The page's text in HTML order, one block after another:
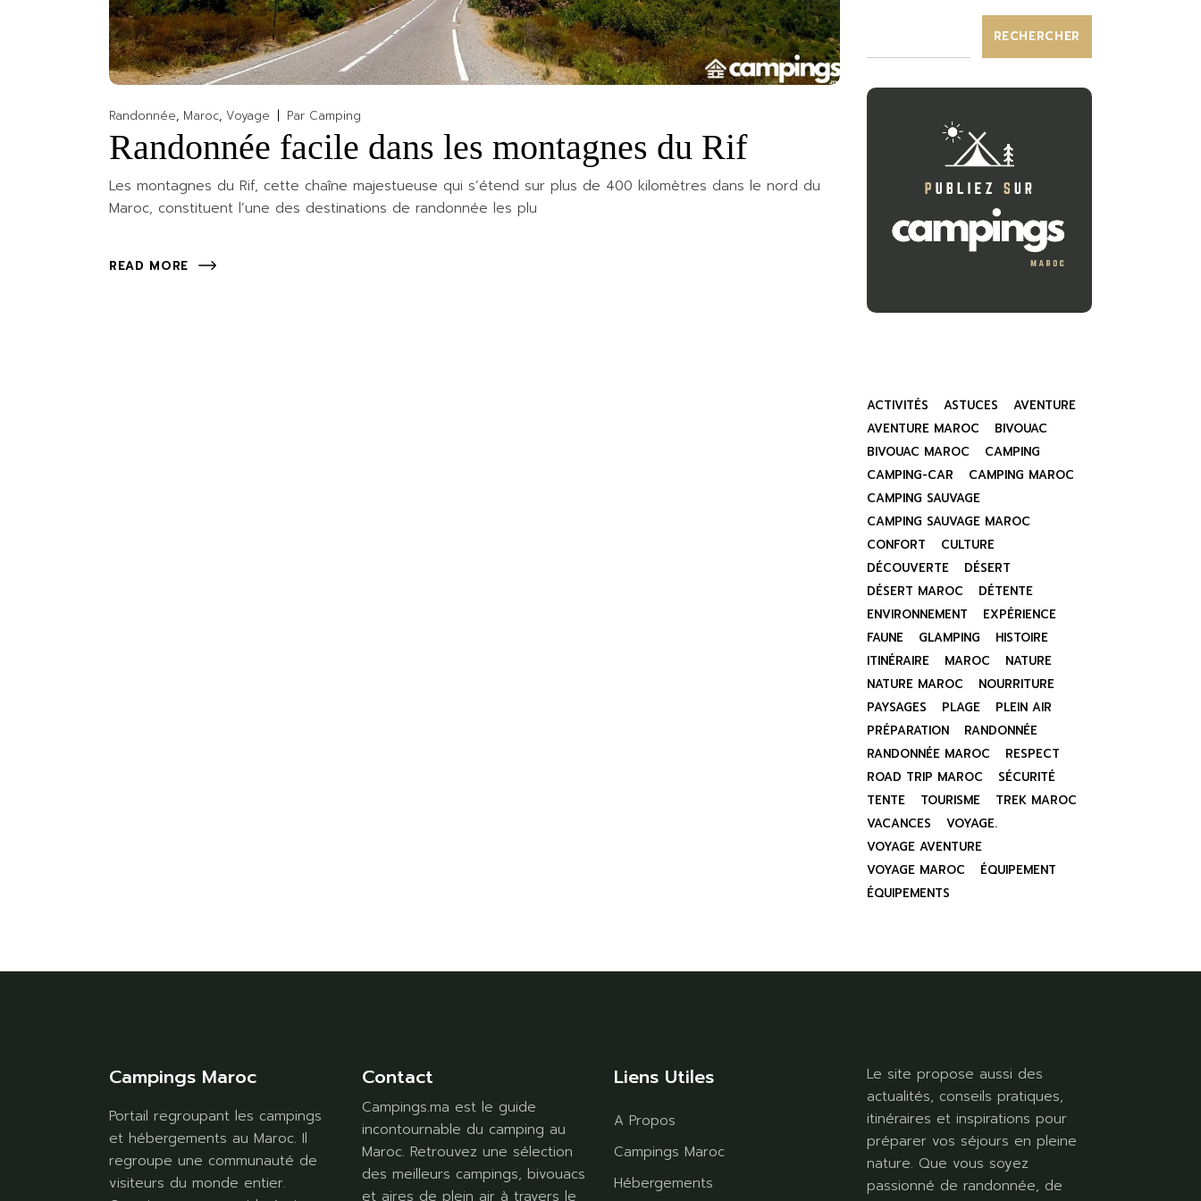
Randonnée Maroc Voyage Par Camping
Randonnée facile dans les montagnes du Rif
Les montagnes du Rif, cette chaîne majestueuse qui s’étend sur plus de 400 kilomètres dans le nord du
Maroc, constituent l’une des destinations de randonnée les plu
READ MORE
RECHERCHER
ACTIVITÉS ASTUCES
AVENTURE
AVENTURE MAROC
BIVOUAC
BIVOUAC MAROC
CAMPING
CAMPING-CAR
CAMPING MAROC
CAMPING SAUVAGE
CAMPING SAUVAGE MAROC
CONFORT
CULTURE
DÉCOUVERTE
DÉSERT
DÉSERT MAROC
DÉTENTE
ENVIRONNEMENT
EXPÉRIENCE
FAUNE
GLAMPING
HISTOIRE
ITINÉRAIRE
MAROC
NATURE
NATURE MAROC
NOURRITURE
PAYSAGES
PLAGE
PLEIN AIR
PRÉPARATION
RANDONNÉE
RANDONNÉE MAROC
RESPECT
ROAD TRIP MAROC
SÉCURITÉ
TENTE
TOURISME
TREK MAROC
VACANCES
VOYAGE.
VOYAGE AVENTURE
VOYAGE MAROC
ÉQUIPEMENT
ÉQUIPEMENTS
Campings Maroc
Portail regroupant les campings
et hébergements au Maroc. Il
regroupe une communauté de
visiteurs du monde entier.
Contact
Campings.ma est le guide
incontournable du camping au
Maroc. Retrouvez une sélection
des meilleurs campings, bivouacs
et aires de plein air à travers le
Liens Utiles
A Propos
Campings Maroc
Hébergements
Le site propose aussi des
actualités, conseils pratiques,
itinéraires et inspirations pour
préparer vos séjours en pleine
nature. Que vous soyez
passionné de randonnée, de